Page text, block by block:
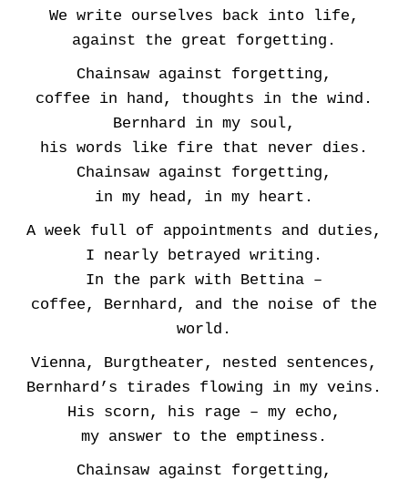
We write ourselves back into life,
against the great forgetting.
Chainsaw against forgetting,
coffee in hand, thoughts in the wind.
Bernhard in my soul,
his words like fire that never dies.
Chainsaw against forgetting,
in my head, in my heart.
A week full of appointments and duties,
I nearly betrayed writing.
In the park with Bettina –
coffee, Bernhard, and the noise of the
world.
Vienna, Burgtheater, nested sentences,
Bernhard’s tirades flowing in my veins.
His scorn, his rage – my echo,
my answer to the emptiness.
Chainsaw against forgetting,